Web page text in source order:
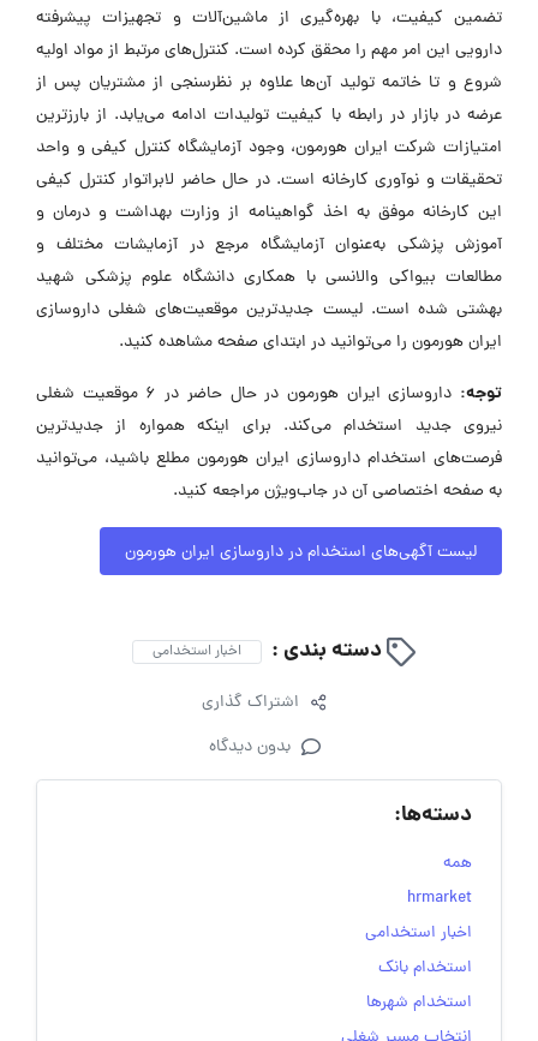
تضمین کیفیت، با بهره‌گیری از ماشین‌آلات و تجهیزات پیشرفته
دارویی این امر مهم را محقق کرده است. کنترل‌های مرتبط از مواد اولیه
شروع و تا خاتمه تولید آن‌ها علاوه بر نظرسنجی از مشتریان پس از
عرضه در بازار در رابطه با کیفیت تولیدات ادامه می‌یابد. از بارزترین
امتیازات شرکت ایران هورمون، وجود آزمایشگاه کنترل کیفی و واحد
تحقیقات و نوآوری کارخانه است. در حال حاضر لابراتوار کنترل کیفی
این کارخانه موفق به اخذ گواهینامه از وزارت بهداشت و درمان و
آموزش پزشکی به‌عنوان آزمایشگاه مرجع در آزمایشات مختلف و
مطالعات بیواکی والانسی با همکاری دانشگاه علوم پزشکی شهید
بهشتی شده است. لیست جدیدترین موقعیت‌های شغلی داروسازی
ایران هورمون را می‌توانید در ابتدای صفحه مشاهده کنید.
توجه:
داروسازی ایران هورمون در حال حاضر در ۶ موقعیت شغلی
نیروی جدید استخدام می‌کند. برای اینکه همواره از جدیدترین
فرصت‌های استخدام داروسازی ایران هورمون مطلع باشید، می‌توانید
به صفحه اختصاصی آن در جاب‌ویژن مراجعه کنید.
لیست آگهی‌های استخدام در داروسازی ایران هورمون
دسته بندی : اخبار استخدامی
اشتراک گذاری
بدون دیدگاه
دسته‌ها:
همه
hrmarket
اخبار استخدامی
استخدام بانک
استخدام شهرها